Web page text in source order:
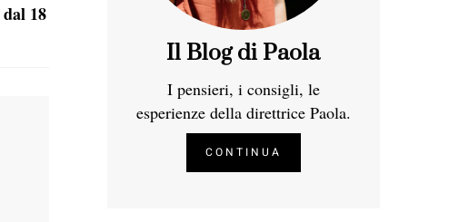
dal 18
Il Blog di Paola
I pensieri, i consigli, le
esperienze della direttrice Paola.
CONTINUA